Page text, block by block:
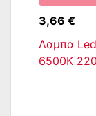
3,66 €
Λαμπα
6500K